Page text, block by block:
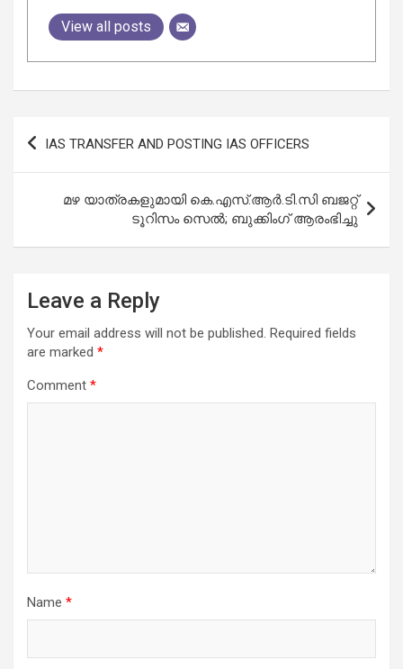
View all posts
Post
navigation
IAS TRANSFER AND POSTING IAS OFFICERS
മഴ യാത്രകളുമായി കെ.എസ്.ആർ.ടി.സി ബജറ്റ്
ടൂറിസം സെൽ; ബുക്കിംഗ് ആരംഭിച്ചു
Leave a Reply
Your email address will not be published. Required fields
are marked *
Comment *
Name *